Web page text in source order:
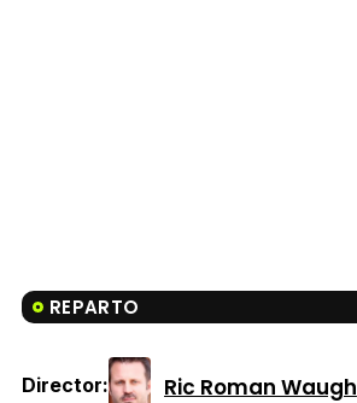
REPARTO
Director: Ric Roman Waugh